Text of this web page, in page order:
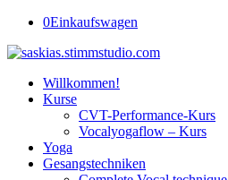
0Einkaufswagen
Willkommen!
Kurse
CVT-Performance-Kurs
Vocalyogaflow – Kurs
Yoga
Gesangstechniken